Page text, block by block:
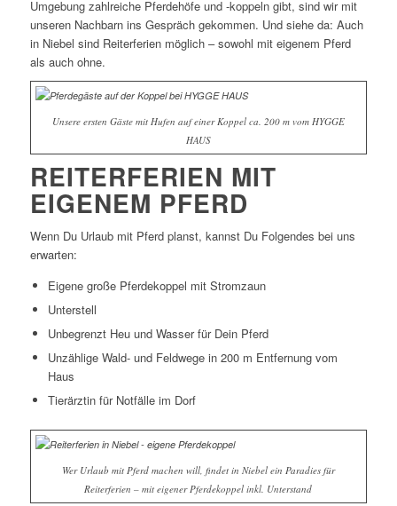
Umgebung zahlreiche Pferdehöfe und -koppeln gibt, sind wir mit
unseren Nachbarn ins Gespräch gekommen. Und siehe da: Auch
in Niebel sind Reiterferien möglich – sowohl mit eigenem Pferd
als auch ohne.
Unsere ersten Gäste mit Hufen auf einer Koppel ca. 200 m vom HYGGE
HAUS
REITERFERIEN MIT
EIGENEM PFERD
Wenn Du Urlaub mit Pferd planst, kannst Du Folgendes bei uns
erwarten:
Eigene große Pferdekoppel mit Stromzaun
Unterstell
Unbegrenzt Heu und Wasser für Dein Pferd
Unzählige Wald- und Feldwege in 200 m Entfernung vom
Haus
Tierärztin für Notfälle im Dorf
Wer Urlaub mit Pferd machen will, findet in Niebel ein Paradies für
Reiterferien – mit eigener Pferdekoppel inkl. Unterstand